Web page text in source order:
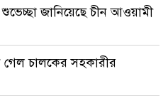
জানিয়েছে চীন আওয়ামী
গেল চালকের সহকারীর